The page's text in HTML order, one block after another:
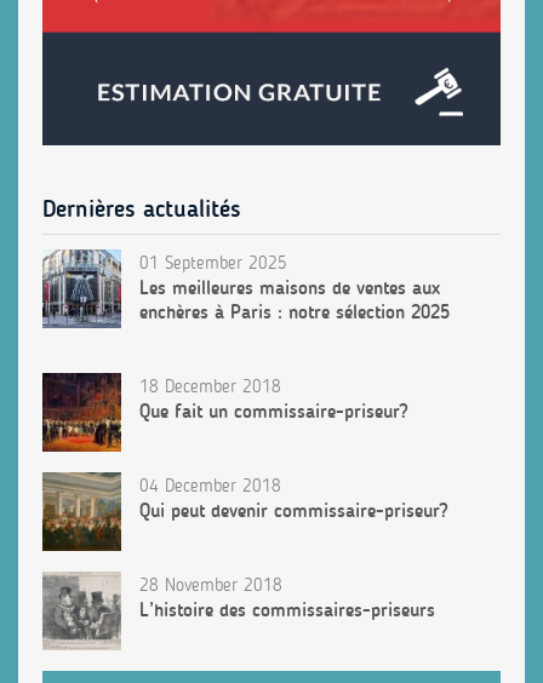
Dernières actualités
01 September 2025
Les meilleures maisons de ventes aux
enchères à Paris : notre sélection 2025
18 December 2018
Que fait un commissaire-priseur?
04 December 2018
Qui peut devenir commissaire-priseur?
28 November 2018
L’histoire des commissaires-priseurs